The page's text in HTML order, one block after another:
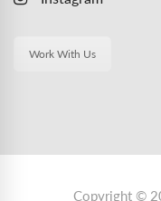
Work With Us
Copyright ©